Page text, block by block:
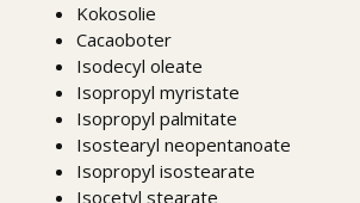
Kokosolie
Cacaoboter
Isodecyl oleate
Isopropyl myristate
Isopropyl palmitate
Isostearyl neopentanoate
Isopropyl isostearate
Isocetyl stearate